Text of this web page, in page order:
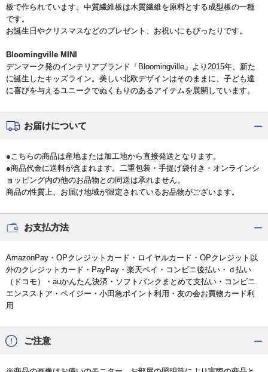
板で作られています。中質繊維板は木質繊維を原料とする成型板の一種
です。
お誕生日やクリスマスなどのプレゼント、お祝いにもぴったりです。
Bloomingville MINI
デンマーク発のインテリアブランド「Bloomingville」より2015年、新た
に誕生したキッズライン。美しい北欧デザインはそのままに、子ども達
に喜びを与えるユニークでぬくもりのあるアイテムを展開しています。
お届けについて
●こちらの商品は産地または加工地から直接発送となります。
●商品代金に送料が含まれます。二重包装・手提げ袋付き・オンラインシ
ョッピング内の他のお品物との同送は承れません。
商品の性質上、お届け地域が限定されているお品物がございます。
お支払方法
AmazonPay・OPクレジットカード・ロイヤルカード・OPクレジット以
外のクレジットカード・PayPay・楽天ペイ・コンビニ後払い・ｄ払い
（ドコモ）・auかんたん決済・ソフトバンクまとめて支払い・コンビニ
エンスストア・ペイジー・小田急ポイント利用・友の会お買物カード利
用
ご注意